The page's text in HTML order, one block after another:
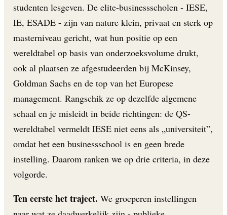
studenten lesgeven. De elite-businessscholen - IESE,
IE, ESADE - zijn van nature klein, privaat en sterk op
masterniveau gericht, wat hun positie op een
wereldtabel op basis van onderzoeksvolume drukt,
ook al plaatsen ze afgestudeerden bij McKinsey,
Goldman Sachs en de top van het Europese
management. Rangschik ze op dezelfde algemene
schaal en je misleidt in beide richtingen: de QS-
wereldtabel vermeldt IESE niet eens als „universiteit”,
omdat het een businessschool is en geen brede
instelling. Daarom ranken we op drie criteria, in deze
volgorde.
Ten eerste het traject. We groeperen instellingen